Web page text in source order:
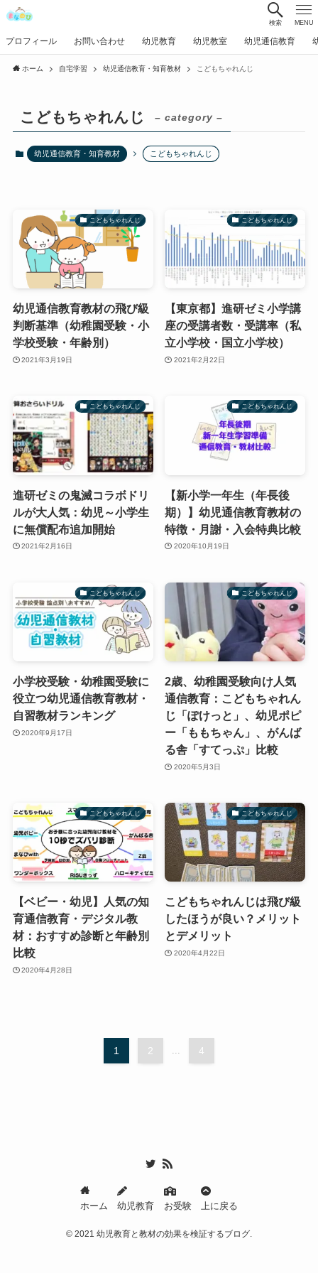
検索 MENU
プロフィール お問い合わせ 幼児教育 幼児教室 幼児通信教育
ホーム 自宅学習 幼児通信教育・知育教材 こどもちゃれんじ
こどもちゃれんじ – category –
幼児通信教育・知育教材 こどもちゃれんじ
こどもちゃれんじ
幼児通信教育教材の飛び級
判断基準（幼稚園受験・小
学校受験・年齢別）
2021年3月19日
こどもちゃれんじ
【東京都】進研ゼミ小学講
座の受講者数・受講率（私
立小学校・国立小学校）
2021年2月22日
こどもちゃれんじ
進研ゼミの鬼滅コラボドリ
ルが大人気：幼児～小学生
に無償配布追加開始
2021年2月16日
こどもちゃれんじ
【新小学一年生（年長後
期）】幼児通信教育教材の
特徴・月謝・入会特典比較
2020年10月19日
こどもちゃれんじ
小学校受験・幼稚園受験に
役立つ幼児通信教育教材・
自習教材ランキング
2020年9月17日
こどもちゃれんじ
2歳、幼稚園受験向け人気
通信教育：こどもちゃれん
じ「ぽけっと」、幼児ポピ
ー「ももちゃん」、がんば
る舎「すてっぷ」比較
2020年5月3日
こどもちゃれんじ
【ベビー・幼児】人気の知
育通信教育・デジタル教
材：おすすめ診断と年齢別
比較
2020年4月28日
こどもちゃれんじ
こどもちゃれんじは飛び級
したほうが良い？メリット
とデメリット
2020年4月22日
1 2 ... 4
ホーム 幼児教育 お受験 上に戻る
© 2021 幼児教育と教材の効果を検証するブログ.